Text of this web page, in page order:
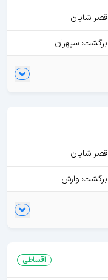
قصر شایان
برگشت: سپهران
قصر شایان
برگشت: وارش
اقساطی